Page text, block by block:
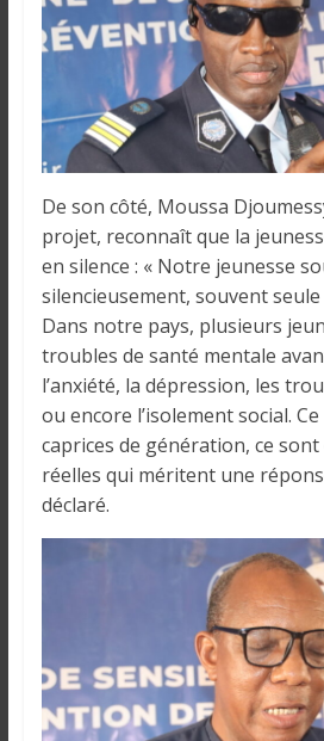
De son côté, Moussa
projet, reconnaît que la
en silence : « Notre jeunesse
silencieusement, souvent
Dans notre pays, plusieurs
troubles de santé mentale
l’anxiété, la dépression, les
ou encore l’isolement social.
caprices de génération, ce
réelles qui méritent une
déclaré.